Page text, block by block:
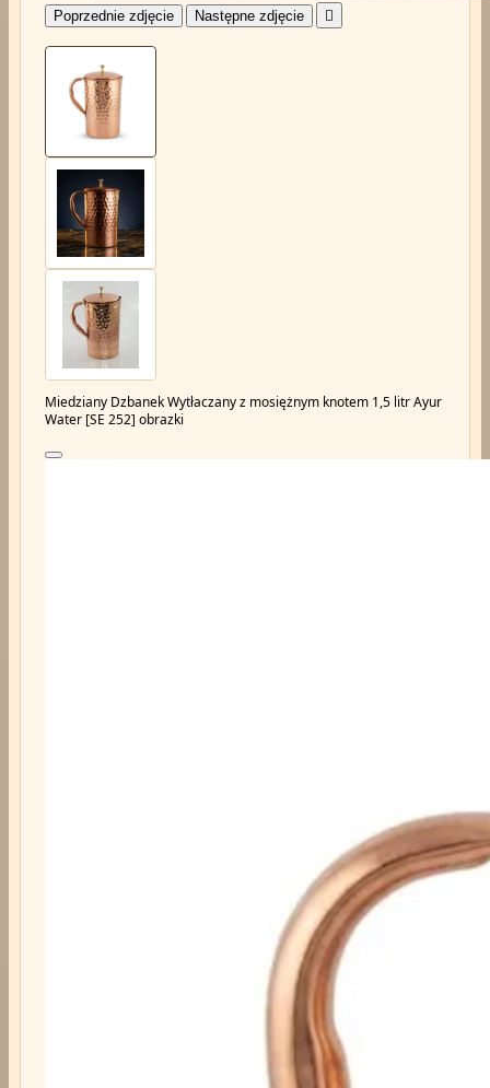
Poprzednie zdjęcie Następne zdjęcie 
Miedziany Dzbanek Wytłaczany z mosiężnym knotem 1,5 litr Ayur
Water [SE 252] obrazki